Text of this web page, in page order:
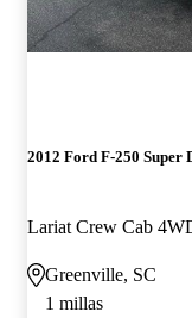
2012 Ford F-250 Super
Lariat Crew Cab
Greenville, SC
1 millas